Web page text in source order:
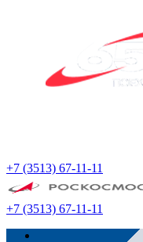
+7 (3513) 67-11-11
+7 (3513) 67-11-11